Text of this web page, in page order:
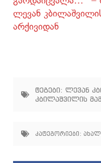
ლევან
არქივიდან
ტეგები: ლევან
კბილაშვილის
კატეგორიები: